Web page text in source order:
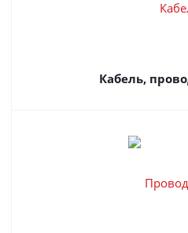
Кабель,